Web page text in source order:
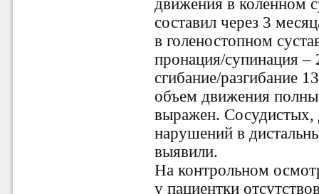
движения в коленном
составил через 3
в голеностопном
пронация/супинация –
сгибание/разгибание
объем движения
выражен. Сосудистых,
нарушений в
выявили.
На контрольном
у пациентки